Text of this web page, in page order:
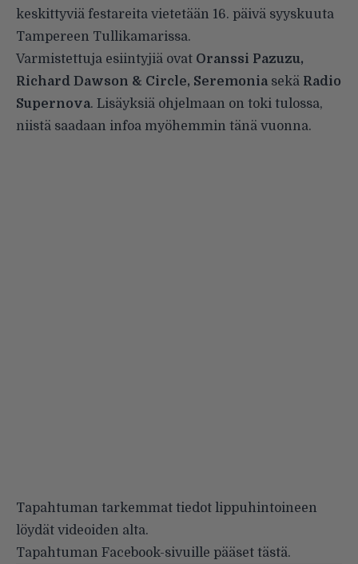
keskittyviä festareita vietetään 16. päivä syyskuuta
Tampereen Tullikamarissa.
Varmistettuja esiintyjiä ovat Oranssi Pazuzu,
Richard Dawson & Circle, Seremonia sekä Radio
Supernova. Lisäyksiä ohjelmaan on toki tulossa,
niistä saadaan infoa myöhemmin tänä vuonna.
Tapahtuman tarkemmat tiedot lippuhintoineen
löydät videoiden alta.
Tapahtuman Facebook-sivuille pääset tästä.